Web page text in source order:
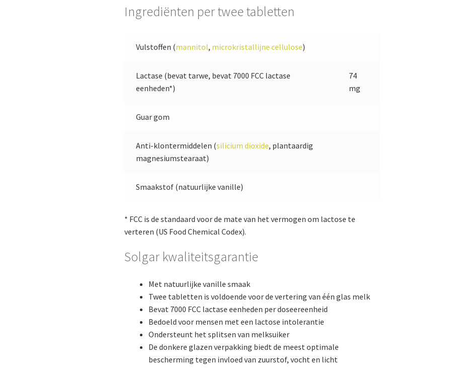
Ingrediënten per twee tabletten
Vulstoffen (mannitol, microkristallijne cellulose)
Lactase (bevat tarwe, bevat 7000 FCC lactase
eenheden*)
74
mg
Guar gom
Anti-klontermiddelen (silicium dioxide, plantaardig
magnesiumstearaat)
Smaakstof (natuurlijke vanille)
* FCC is de standaard voor de mate van het vermogen om lactose te
verteren (US Food Chemical Codex).
Solgar kwaliteitsgarantie
Met natuurlijke vanille smaak
Twee tabletten is voldoende voor de vertering van één glas melk
Bevat 7000 FCC lactase eenheden per doseereenheid
Bedoeld voor mensen met een lactose intolerantie
Ondersteunt het splitsen van melksuiker
De donkere glazen verpakking biedt de meest optimale
bescherming tegen invloed van zuurstof, vocht en licht